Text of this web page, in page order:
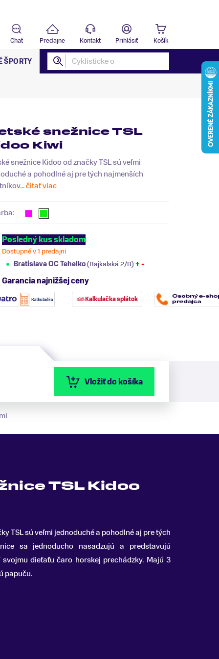
Chat Predajne Kontakt Prihlásiť Košík
ŠPORTY
snežnice TSL
Kiwi
snežnice Kidoo od značky TSL sú veľmi
a pohodlné aj pre tých najmenších
čitať viac
Posledný kus skladom
Dostupné v 1 predajni
Bratislava OC Tehelko(Bajkalská 2/B) + -
Garancia najnižšej ceny
Kalkulačka splátok
Vložiť do košíka
TSL Kidoo
TSL sú veľmi jednoduché a pohodlné aj pre tých
sa jednoducho nasadzujú a predstavujú
dieťaťu čaro horskej prechádzky. Majú 3
papuču.